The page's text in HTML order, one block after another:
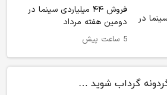
فروش ۴۴ میلیاردی سینما در
دومین هفته‌ مرداد
5 ساعت پیش
گرداب شوید …